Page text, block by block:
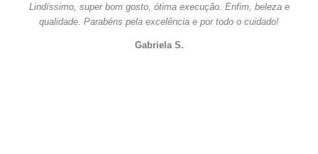
Lindíssimo, super bom gosto, ótima execução. Enfim, beleza e
qualidade. Parabéns pela excelência e por todo o cuidado!
Gabriela S.